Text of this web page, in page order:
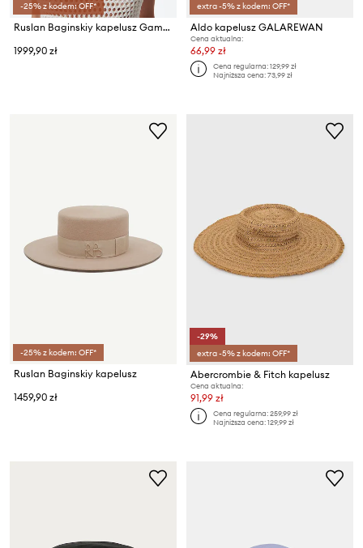
-25% z kodem: OFF*
Ruslan Baginskiy kapelusz Gambler Hat
1999,90 zł
extra -5% z kodem: OFF*
Aldo kapelusz GALAREWAN
Cena aktualna:
66,99 zł
Cena regularna:129,99 zł
Najniższa cena:73,99 zł
-25% z kodem: OFF*
Ruslan Baginskiy kapelusz
1459,90 zł
-29%
extra -5% z kodem: OFF*
Abercrombie & Fitch kapelusz
Cena aktualna:
91,99 zł
Cena regularna:259,99 zł
Najniższa cena:129,99 zł